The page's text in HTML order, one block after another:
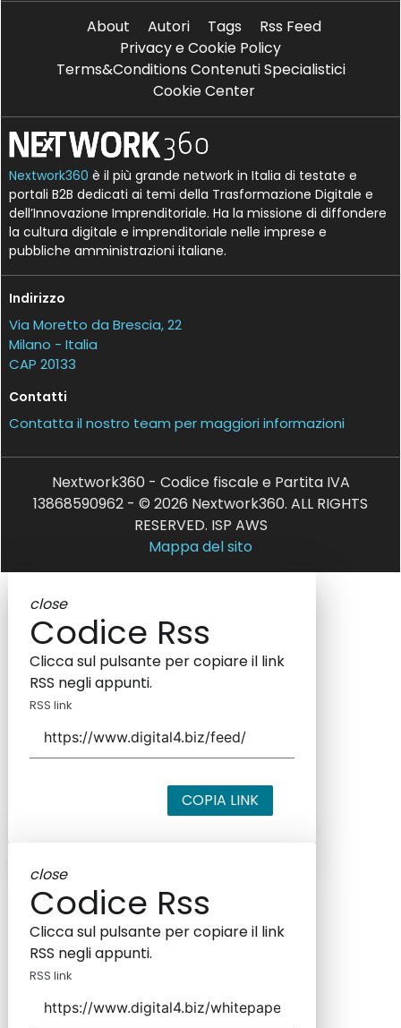
About Autori Tags
Rss Feed
Privacy e Cookie Policy
Terms&Conditions Contenuti Specialistici
Cookie Center
Nextwork360 è il più grande network in Italia di testate e
portali B2B dedicati ai temi della Trasformazione Digitale e
dell’Innovazione Imprenditoriale. Ha la missione di diffondere
la cultura digitale e imprenditoriale nelle imprese e
pubbliche amministrazioni italiane.
Indirizzo
Via Moretto da Brescia, 22
Milano - Italia
CAP 20133
Contatti
Contatta il nostro team per maggiori informazioni
Nextwork360 - Codice fiscale e Partita IVA
13868590962 - © 2026 Nextwork360. ALL RIGHTS
RESERVED. ISP AWS
Mappa del sito
close
Codice Rss
Clicca sul pulsante per copiare il link
RSS negli appunti.
RSS link
COPIA LINK
close
Codice Rss
Clicca sul pulsante per copiare il link
RSS negli appunti.
RSS link